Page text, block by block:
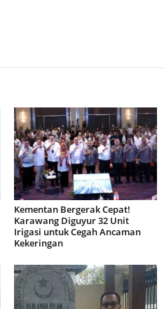
Kementan Bergerak Cepat!
Karawang Diguyur 32 Unit
Irigasi untuk Cegah Ancaman
Kekeringan